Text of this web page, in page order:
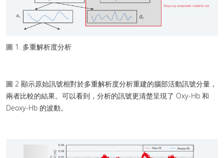
圖 1. 多重解析度分析
圖 2 顯示原始訊號相對於多重解析度分析重建的腦部活動訊號分量，
兩者比較的結果。可以看到，分析的訊號更清楚呈現了 Oxy-Hb 和
Deoxy-Hb 的波動。